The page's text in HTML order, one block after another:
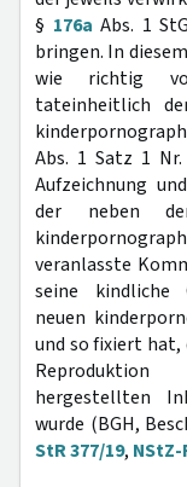
§ 176a Abs. 1
bringen. In
wie richtig
tateinheitlich
Abs. 1 Satz 1
Aufzeichnung
der neben
veranlasste
seine kindliche
neuen
und so fixiert hat,
hergestellten
wurde (BGH,
StR 377/19, NStZ-